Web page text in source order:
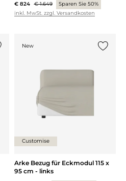
€ 824 € 1.649
Sparen Sie 50%
inkl. MwSt. zzgl. Versandkosten
New
Customise
Arke Bezug für Eckmodul 115 x
95 cm - links